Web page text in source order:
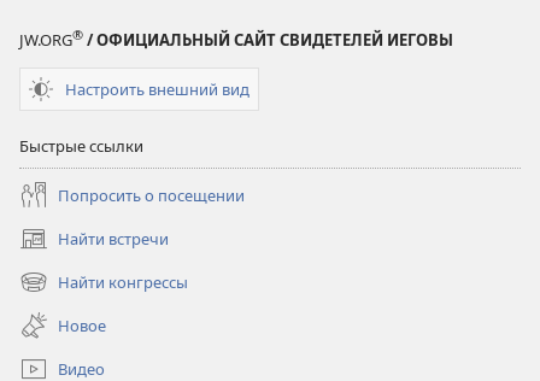
JW.ORG® / ОФИЦИАЛЬНЫЙ САЙТ СВИДЕТЕЛЕЙ ИЕГОВЫ
Настроить внешний вид
Быстрые ссылки
Попросить о посещении
Найти встречи
(открывается
в
новом
окне)
Найти конгрессы
(открывается
новом
окне)
Новое
Видео